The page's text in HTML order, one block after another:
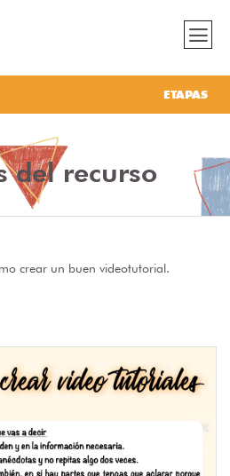
ETAPAS
del recurso
crear un buen videotutorial.